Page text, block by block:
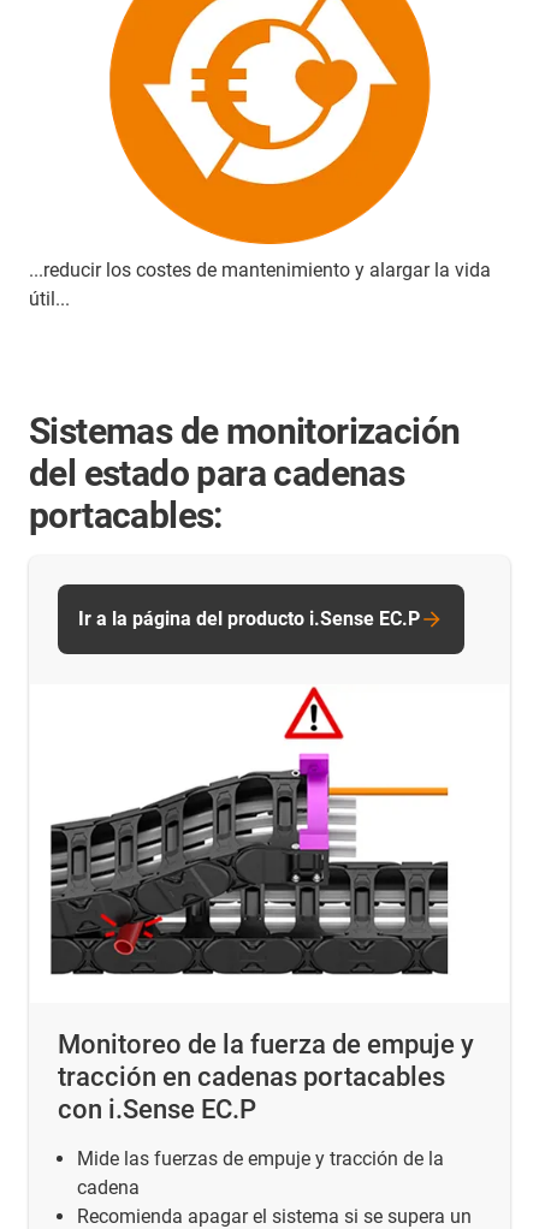
...reducir los costes de mantenimiento y alargar la vida
útil...
Sistemas de monitorización
del estado para cadenas
portacables:
Monitoreo de la fuerza de empuje y
tracción en cadenas portacables
con i.Sense EC.P
Mide las fuerzas de empuje y tracción de la
cadena
Recomienda apagar el sistema si se supera un
Ir a la página del producto i.Sense EC.P